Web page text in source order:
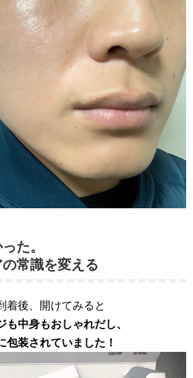
た。
常識を変える
着後、開けてみると
も中身もおしゃれだし、
包装されていました！